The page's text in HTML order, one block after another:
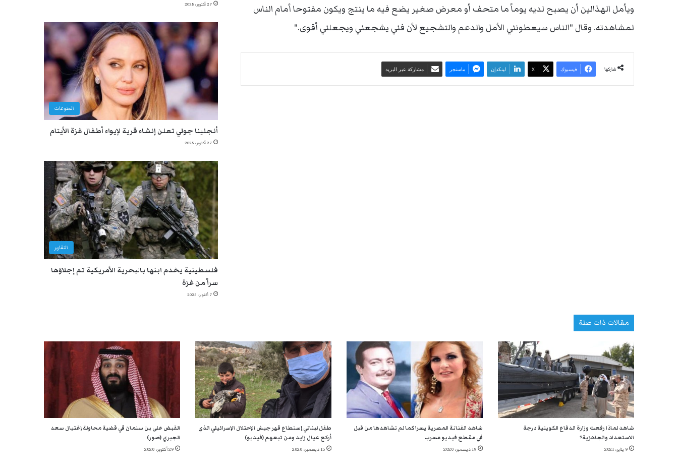
ويأمل الهذالين أن يصبح لديه يوماً ما متحف أو معرض صغير يضع فيه ما ينتج ويكون مفتوحا أمام الناس
لمشاهدته. وقال "الناس سيعطونني الأمل والدعم والتشجيع لأن فني يشجعني ويجعلني أقوى."
شاركها فيسبوك ‫X لينكدإن ماسنجر مشاركة عبر البريد
27 أكتوبر، 2025
المنوعات
أنجلينا جولي تعلن إنشاء قرية لإيواء أطفال غزة الأيتام
27 أكتوبر، 2025
التقارير
فلسطينية يخدم ابنها بالبحرية الأمريكية تم إجلاؤها
سراً من غزة
7 أكتوبر، 2025
مقالات ذات صلة
شاهد لماذا رفعت وزارة الدفاع الكويتية درجة
الاستعداد والجاهزية؟
9 يناير، 2021
شاهد الفنانة المصرية يسرا كما لم تشاهدها من قبل
في مقطع فيديو مسرب
19 ديسمبر، 2020
طفل لبناني إستطاع قهر جيش الإحتلال الإسرائيلي الذي
أركع عيال زايد ومن تبعهم (فيديو)
15 ديسمبر، 2020
القبض على بن سلمان في قضية محاولة إغتيال سعد
الجبري (صور)
29 أكتوبر، 2020